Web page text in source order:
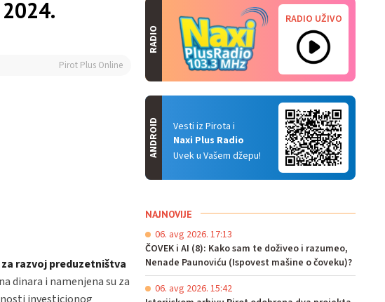
Pirot Plus Online
razvoj preduzetništva
dinara i namenjena su za
investicionog
RADIO
RADIO UŽIVO
Vesti iz Pirota i
Naxi Plus Radio
Uvek u Vašem džepu!
ANDROID
NAJNOVIJE
06. avg 2026. 17:13
ČOVEK i AI (8): Kako sam te doživeo i razumeo,
Nenade Paunoviću (Ispovest mašine o čoveku)?
06. avg 2026. 15:42